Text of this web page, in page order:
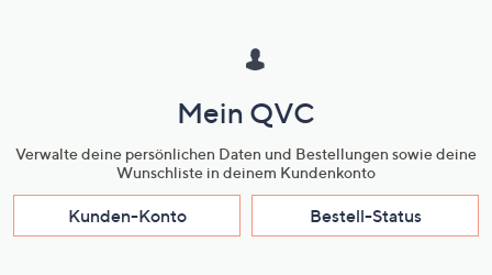
Mein QVC
Verwalte deine persönlichen Daten und Bestellungen sowie deine
Wunschliste in deinem Kundenkonto
Kunden-Konto Bestell-Status